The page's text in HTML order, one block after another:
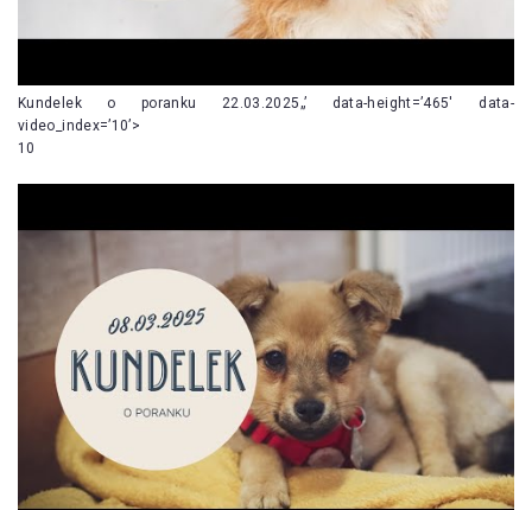
Kundelek o poranku 22.03.2025„’ data-height=’465′ data-
video_index=’10’>
10